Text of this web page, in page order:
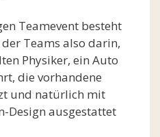
Teamevent besteht
Teams also darin,
Physiker, ein Auto
die vorhandene
und natürlich mit
Design ausgestattet